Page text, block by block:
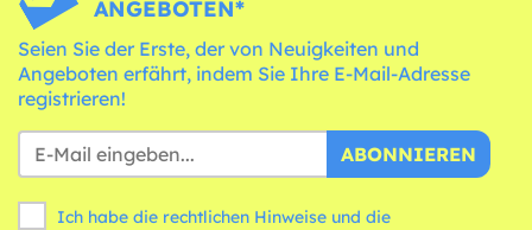
ANGEBOTEN*
Seien Sie der Erste, der von Neuigkeiten und
Angeboten erfährt, indem Sie Ihre E-Mail-Adresse
registrieren!
ABONNIEREN
Ich habe die rechtlichen Hinweise und die